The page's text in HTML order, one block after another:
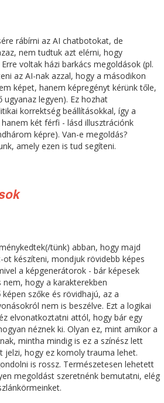
rábírni az AI chatbotokat, de
nem tudtuk azt elérni, hogy
voltak házi barkács megoldások (pl.
az AI-nak azzal, hogy a másodikon
képet, hanem képregényt kérünk tőle,
legyen). Ez hozhat
korrektség beállításokkal, így a
két férfi - lásd illusztrációnk
képre). Van-e megoldás?
amely ezen is tud segíteni.
tünk) abban, hogy majd
készíteni, mondjuk rövidebb képes
a képgenerátorok - bár képesek
hogy a karakterekben
szőke és rövidhajú, az a
nem is beszélve. Ezt a logikai
elvonatkoztatni attól, hogy bár egy
néznek ki. Olyan ez, mint amikor a
mintha mindig is ez a színész lett
jelzi, hogy ez komoly trauma lehet.
is rossz. Természetesen lehetett
megoldást szeretnénk bemutatni, elég